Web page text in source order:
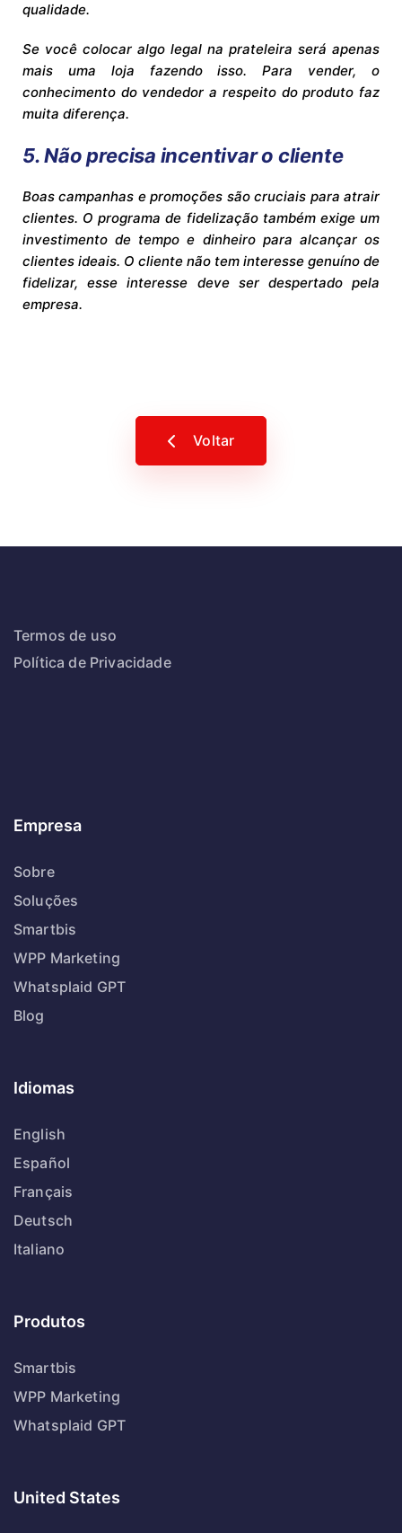
qualidade.
Se você colocar algo legal na prateleira será apenas
mais uma loja fazendo isso. Para vender, o
conhecimento do vendedor a respeito do produto faz
muita diferença.
5. Não precisa incentivar o cliente
Boas campanhas e promoções são cruciais para atrair
clientes. O programa de fidelização também exige um
investimento de tempo e dinheiro para alcançar os
clientes ideais. O cliente não tem interesse genuíno de
fidelizar, esse interesse deve ser despertado pela
empresa.
Voltar
Termos de uso
Política de Privacidade
Empresa
Sobre
Soluções
Smartbis
WPP Marketing
Whatsplaid GPT
Blog
Idiomas
English
Español
Français
Deutsch
Italiano
Produtos
Smartbis
WPP Marketing
Whatsplaid GPT
United States